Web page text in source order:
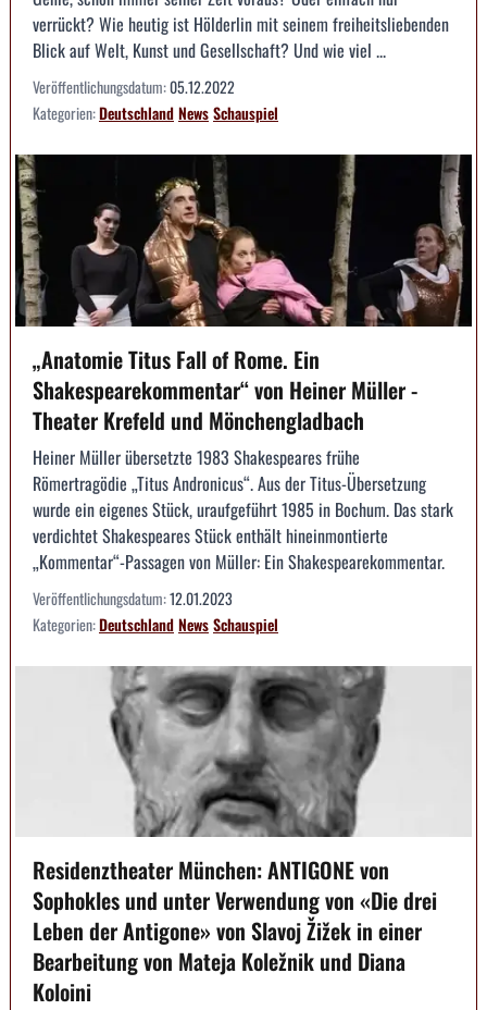
verrückt? Wie heutig ist Hölderlin mit seinem freiheitsliebenden
Blick auf Welt, Kunst und Gesellschaft? Und wie viel ...
Veröffentlichungsdatum:05.12.2022
Kategorien:DeutschlandNewsSchauspiel
„Anatomie Titus Fall of Rome. Ein
Shakespearekommentar“ von Heiner Müller -
Theater Krefeld und Mönchengladbach
Heiner Müller übersetzte 1983 Shakespeares frühe
Römertragödie „Titus Andronicus“. Aus der Titus-Übersetzung
wurde ein eigenes Stück, uraufgeführt 1985 in Bochum. Das stark
verdichtet Shakespeares Stück enthält hineinmontierte
„Kommentar“-Passagen von Müller: Ein Shakespearekommentar.
Veröffentlichungsdatum:12.01.2023
Kategorien:DeutschlandNewsSchauspiel
Residenztheater München: ANTIGONE von
Sophokles und unter Verwendung von «Die drei
Leben der Antigone» von Slavoj Žižek in einer
Bearbeitung von Mateja Koležnik und Diana
Koloini